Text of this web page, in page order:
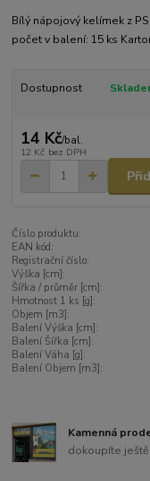
Bílý nápojový kelímek z
počet v balení: 15 ks
Dostupnost
14 Kč/bal.
12 Kč bez DPH
Číslo produktu:
EAN kód:
Registrační číslo:
Výška [cm]:
Šířka / průměr [cm]:
Hmotnost 1 ks [g]:
Objem [m3]:
Balení Výška [cm]:
Balení Šířka [cm]:
Balení Váha [g]:
Balení Objem [m3]:
Kamenná
dokoupíte